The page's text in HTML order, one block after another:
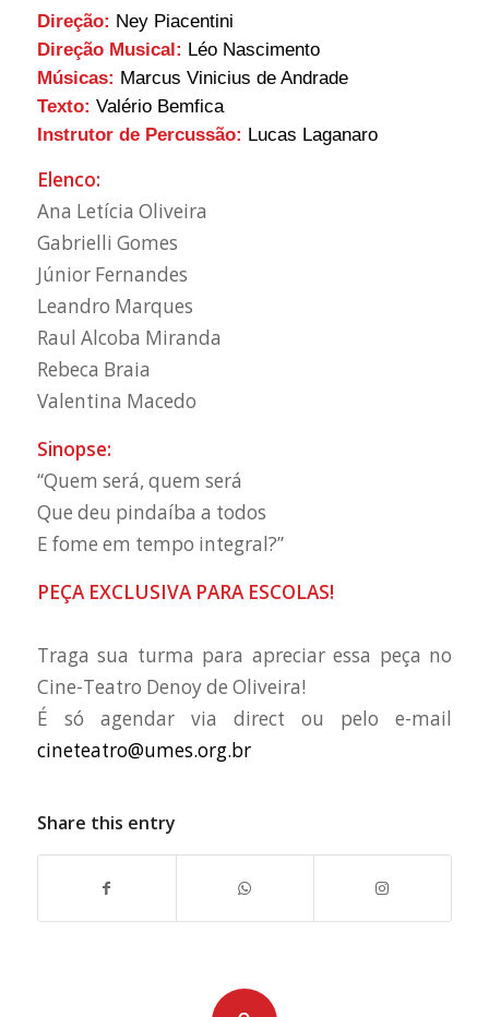
Direção: Ney Piacentini
Direção Musical: Léo Nascimento
Músicas: Marcus Vinicius de Andrade
Texto: Valério Bemfica
Instrutor de Percussão: Lucas Laganaro
Elenco:
Ana Letícia Oliveira
Gabrielli Gomes
Júnior Fernandes
Leandro Marques
Raul Alcoba Miranda
Rebeca Braia
Valentina Macedo
Sinopse:
“Quem será, quem será
Que deu pindaíba a todos
E fome em tempo integral?”
PEÇA EXCLUSIVA PARA ESCOLAS!
Traga sua turma para apreciar essa peça no
Cine-Teatro Denoy de Oliveira!
É só agendar via direct ou pelo e-mail
cineteatro@umes.org.br
Share this entry